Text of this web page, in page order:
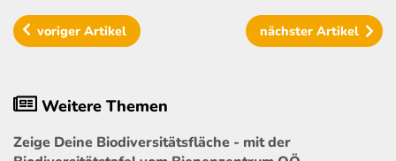
vorigerArtikel nächster Artikel
Weitere Themen
Zeige Deine Biodiversitätsfläche - mit der